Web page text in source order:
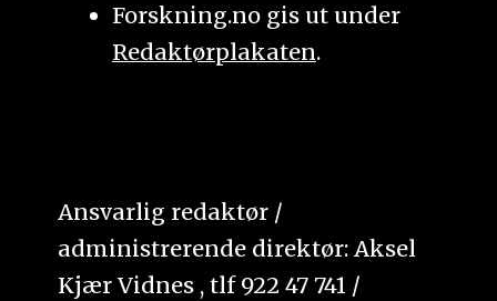
Forskning.no gis ut under
Redaktørplakaten.
Ansvarlig redaktør /
administrerende direktør: Aksel
Kjær Vidnes , tlf 922 47 741 /